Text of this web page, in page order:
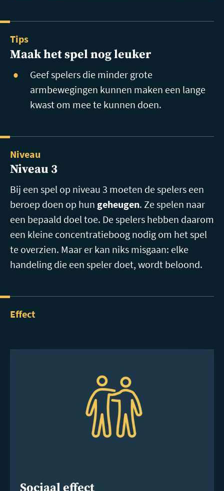
Tips
Maak het spel nog leuker
Geef spelers die minder grote
armbewegingen kunnen maken een lange
kwast om mee te kunnen doen.
Niveau
Niveau 3
Bij een spel op niveau 3 moeten de spelers een
beroep doen op hun geheugen. Ze spelen naar
een bepaald doel toe. De spelers hebben daarom
een kleine concentratieboog nodig om het spel
te overzien. Maar er kan niks misgaan: elke
handeling die een speler doet, wordt beloond.
Effect